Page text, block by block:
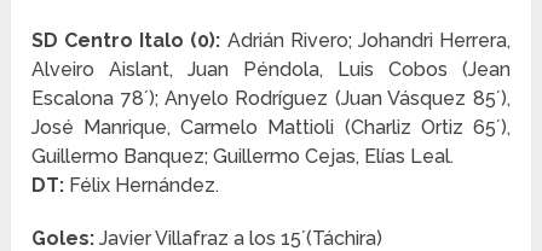
SD Centro Italo (0): Adrián Rivero; Johandri Herrera,
Alveiro Aislant, Juan Péndola, Luis Cobos (Jean
Escalona 78´); Anyelo Rodríguez (Juan Vásquez 85´),
José Manrique, Carmelo Mattioli (Charliz Ortiz 65´),
Guillermo Banquez; Guillermo Cejas, Elías Leal.
DT: Félix Hernández.
Goles: Javier Villafraz a los 15´(Táchira)